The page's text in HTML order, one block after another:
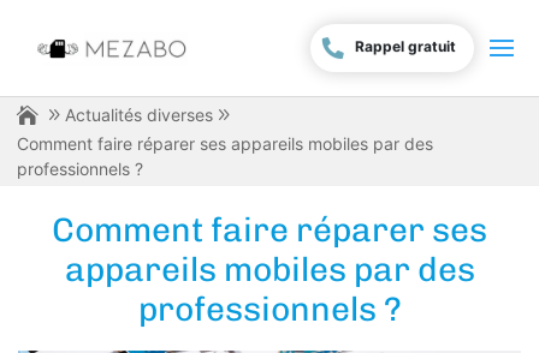
Rappel gratuit
Actualités diverses
Comment faire réparer ses appareils mobiles par des
professionnels ?
Comment faire réparer ses
appareils mobiles par des
professionnels ?